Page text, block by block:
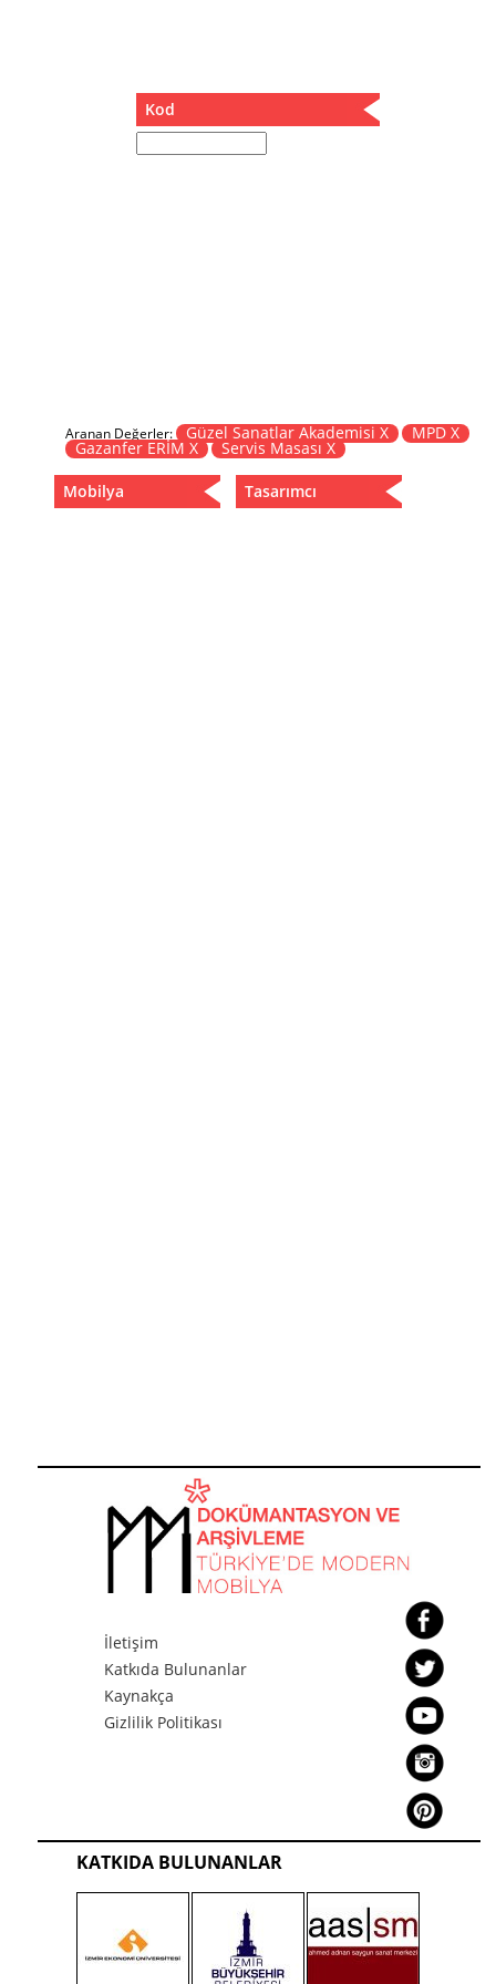
Separatör
Zigon
Kod
Aranan Değerler: Güzel Sanatlar Akademisi X MPD X
Gazanfer ERİM X Servis Masası X
Mobilya Tasarımcı
İletişim
Katkıda Bulunanlar
Kaynakça
Gizlilik Politikası
KATKIDA BULUNANLAR